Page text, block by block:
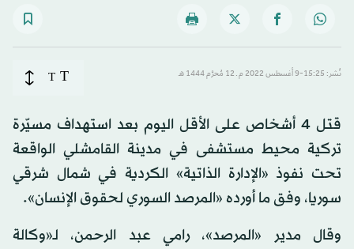
نُشر: 15:25-9 أغسطس 2022 م ـ 12 مُحرَّم 1444 هـ T
T
قتل 4 أشخاص على الأقل اليوم بعد استهداف مسيّرة
تركية محيط مستشفى في مدينة القامشلي الواقعة
تحت نفوذ «الإدارة الذاتية» الكردية في شمال شرقي
سوريا، وفق ما أورده «المرصد السوري لحقوق الإنسان».
وقال مدير «المرصد»، رامي عبد الرحمن، لـ«وكالة